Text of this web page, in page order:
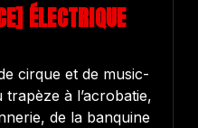
ÉLECTRIQUE
cirque et de music-
à l’acrobatie,
de la banquine